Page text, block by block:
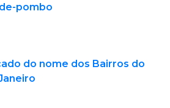
pombo
do nome dos Bairros do